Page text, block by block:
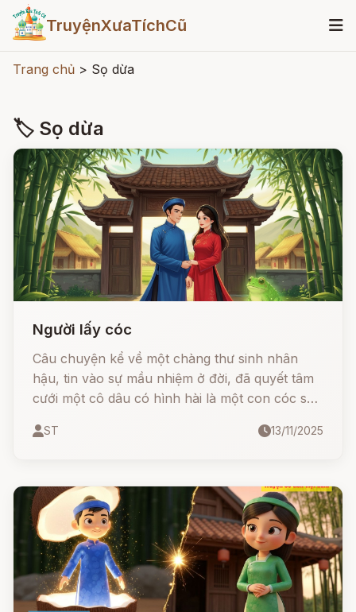
TruyệnXưaTíchCũ
Trang chủ > Sọ dừa
🏷 Sọ dừa
Người lấy cóc
Câu chuyện kể về một chàng thư sinh nhân
hậu, tin vào sự mầu nhiệm ở đời, đã quyết tâm
cưới một cô dâu có hình hài là một con cóc sần
và sự phiền muộn của cha mẹ, chàng vẫn giữ
với người kiên định và có tấm lòng vàng?
ST 13/11/2025